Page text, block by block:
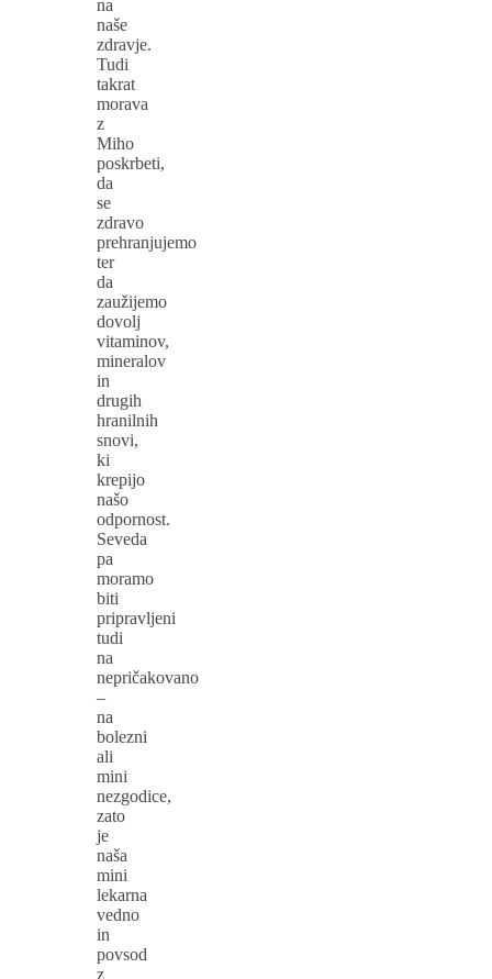
na
naše
zdravje.
Tudi
takrat
morava
z
Miho
poskrbeti,
da
se
zdravo
prehranjujemo
ter
da
zaužijemo
dovolj
vitaminov,
mineralov
in
drugih
hranilnih
snovi,
ki
krepijo
našo
odpornost.
Seveda
pa
moramo
biti
pripravljeni
tudi
na
nepričakovano
–
na
bolezni
ali
mini
nezgodice,
zato
je
naša
mini
lekarna
vedno
in
povsod
z